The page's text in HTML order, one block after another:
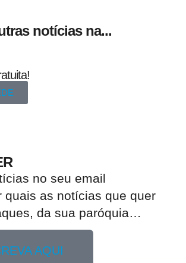
notícias na...
no seu email​
quais as notícias que quer
da sua paróquia
AQUI